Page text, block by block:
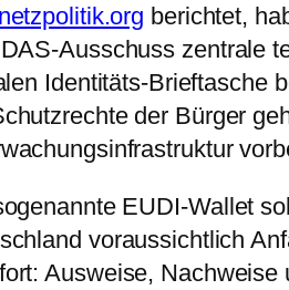
netzpolitik.org berichtet,
Ausschuss zentrale
Identitäts-Brieftasche
der Bürger
EUDI-Wallet
voraussichtlich
Ausweise,